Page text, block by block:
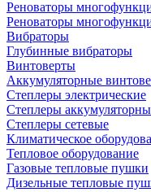
Реноваторы
Реноваторы
Вибраторы
Глубинные вибраторы
Винтоверты
Аккумуляторные
Степлеры электрические
Степлеры
Степлеры сетевые
Климатическое
Тепловое оборудование
Газовые тепловые пушки
Дизельные тепловые